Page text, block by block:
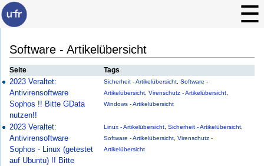
Software - Artikelübersicht
Seite Tags
2023 Veraltet:
Antivirensoftware
Sophos !! Bitte GData
nutzen!!
Sicherheit - Artikelübersicht Software -
Artikelübersicht Virenschutz - Artikelübersicht
Windows - Artikelübersicht
2023 Veraltet:
Antivirensoftware
Sophos - Linux (getestet
auf Ubuntu) !! Bitte
Linux - Artikelübersicht Sicherheit - Artikelübersicht
Software - Artikelübersicht Virenschutz -
Artikelübersicht